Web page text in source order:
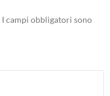
I campi obbligatori sono